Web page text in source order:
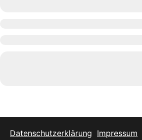
Datenschutzerklärung Impressum